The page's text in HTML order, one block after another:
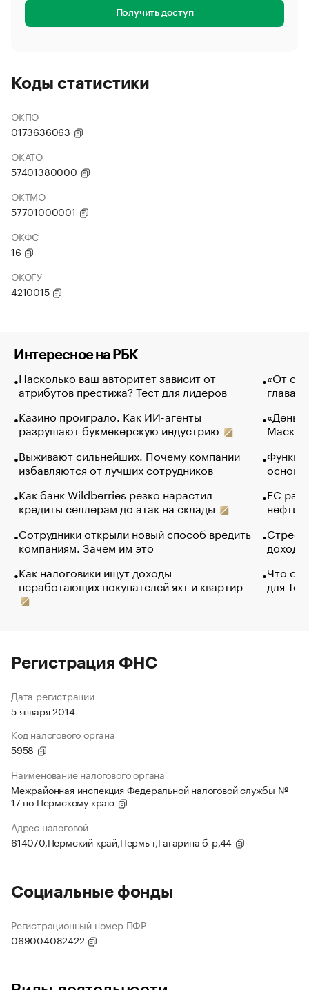
Получить доступ
Коды статистики
ОКПО
0173636063
ОКАТО
57401380000
ОКТМО
57701000001
ОКФС
16
ОКОГУ
4210015
Интересное на РБК
Насколько ваш авторитет зависит от
атрибутов престижа? Тест для лидеров
Казино проиграло. Как ИИ-агенты
разрушают букмекерскую индустрию
Выживают сильнейших. Почему компании
избавляются от лучших сотрудников
Как банк Wildberries резко нарастил
кредиты селлерам до атак на склады
Сотрудники открыли новый способ вредить
компаниям. Зачем им это
Как налоговики ищут доходы
неработающих покупателей яхт и квартир
«От
глава
Маск в
основ
ЕС
нефти
Что
для
Регистрация ФНС
Дата регистрации
5 января 2014
Код налогового органа
5958
Наименование налогового органа
Межрайонная инспекция Федеральной налоговой службы №
17 по Пермскому краю
Адрес налоговой
614070,Пермский край,Пермь г,Гагарина б-р,44
Социальные фонды
Регистрационный номер ПФР
069004082422